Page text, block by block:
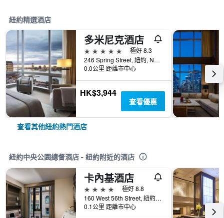
紐約精選酒店
多米尼克酒店
5星級
極好 8.3
246 Spring Street, 紐約, NY, 美國
0.0公里 距離市中心
HK$3,944
查看優惠
查看其他紐約熱門酒店
紐約中央公園總督酒店 - 紐約附近的酒店
卡內基酒店
4星級
極好 8.8
160 West 56th Street, 紐約, NY, 美國
0.1公里 距離市中心